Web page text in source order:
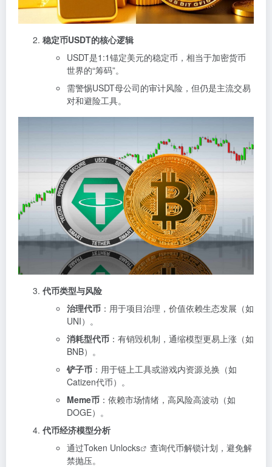
稳定币USDT的核心逻辑
USDT是1:1锚定美元的稳定币，相当于加密货币
世界的“筹码”。
需警惕USDT母公司的审计风险，但仍是主流交易
对和避险工具。
代币类型与风险
治理代币 ：用于项目治理，价值依赖生态发展（如
UNI）。
消耗型代币 ：有销毁机制，通缩模型更易上涨（如
BNB）。
铲子币 ：用于链上工具或游戏内资源兑换（如
Catizen代币）。
Meme币 ：依赖市场情绪，高风险高波动（如
DOGE）。
代币经济模型分析
通过Token Unlocks
查询代币解锁计划，避免解
禁抛压。